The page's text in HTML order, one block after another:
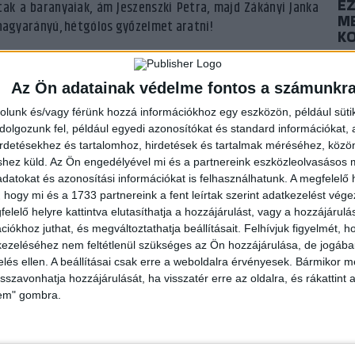
Az Ön adatainak védelme fontos a
és/vagy férünk hozzá információkhoz egy eszközön, például
fel, például egyedi azonosítókat és standard információkat,
és tartalomhoz, hirdetések és tartalmak méréséhez,
küld. Az Ön engedélyével mi és a partnereink eszközleolvasásos
és azonosítási információkat is felhasználhatunk. A megfelelő
hogy mi és a 1733 partnereink a fent leírtak szerint adatkezelést
helyre kattintva elutasíthatja a hozzájárulást, vagy a
juthat, és megváltoztathatja beállításait. Felhívjuk figyelmét,
nem feltétlenül szükséges az Ön hozzájárulása, de
ellen. A beállításai csak erre a weboldalra érvényesek. Bármikor
hozzájárulását, ha visszatér erre az oldalra, és rákattint
gombra.
baranyaiak, ám Jeszenszki Petra, majd Zákányi Janka
hétgólos győzelmet aratni!
P. 5, Balog R. 1, Nagy N. 2, Kis N., Uj F., Zákányi J. 5
Pásztor G. Edző: Márián Blanka.
Jobban kezdtek a vendéglátók, akik szinte minden
a hiba, támadásban sok helyzet kimaradt. Már
Jeszenszki Petra és Lovász Kriszta vezetésével
találatával egy gól maradt a különbség a félidőben. A
megjátszani, aki ki is használta ziccereit, ám valahogy
Két-három góllal vezettek a házigazdák, majd egy
el a Kecskemét. Sajnos innen már nem volt visszaút,
öt góllal nyerte meg a találkozót.